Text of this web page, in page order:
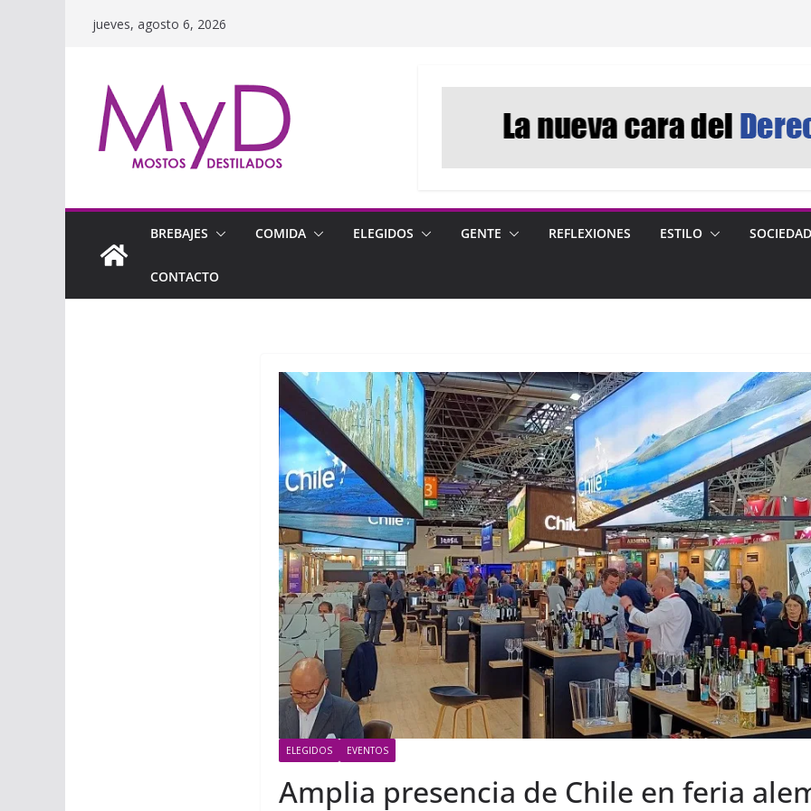
jueves, agosto 6, 2026
BREBAJES COMIDA ELEGIDOS GENTE REFLEXIONES ESTILO SOCIEDAD
CONTACTO
ELEGIDOS EVENTOS
Amplia presencia de Chile en feria